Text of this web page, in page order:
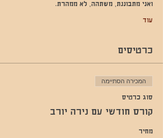
ואני מתבוננת, משתהה, לא ממהרת.
עוד
כרטיסים
המכירה הסתיימה
סוג כרטיס
קורס חודשי עם נירה יורב
מחיר